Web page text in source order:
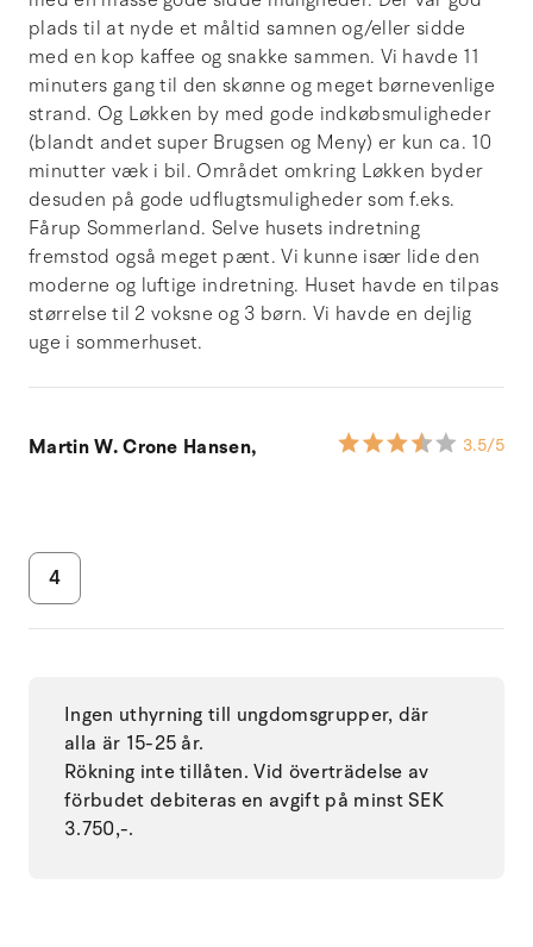
plads til at nyde et måltid samnen og/eller sidde
med en kop kaffee og snakke sammen. Vi havde 11
minuters gang til den skønne og meget børnevenlige
strand. Og Løkken by med gode indkøbsmuligheder
(blandt andet super Brugsen og Meny) er kun ca. 10
minutter væk i bil. Området omkring Løkken byder
desuden på gode udflugtsmuligheder som f.eks.
Fårup Sommerland. Selve husets indretning
fremstod også meget pænt. Vi kunne især lide den
moderne og luftige indretning. Huset havde en tilpas
størrelse til 2 voksne og 3 børn. Vi havde en dejlig
uge i sommerhuset.
Martin W. Crone Hansen, 3.5/5
4
Ingen uthyrning till ungdomsgrupper, där
alla är 15-25 år.
Rökning inte tillåten. Vid överträdelse av
förbudet debiteras en avgift på minst SEK
3.750,-.